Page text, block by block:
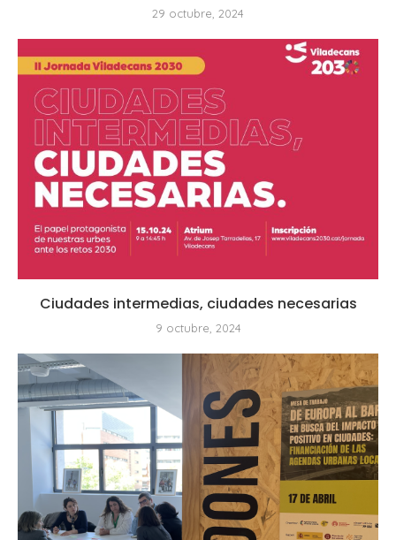
29 octubre, 2024
Ciudades intermedias, ciudades necesarias
9 octubre, 2024